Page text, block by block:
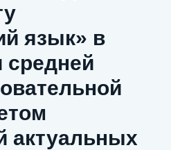
язык» в
средней
актуальных